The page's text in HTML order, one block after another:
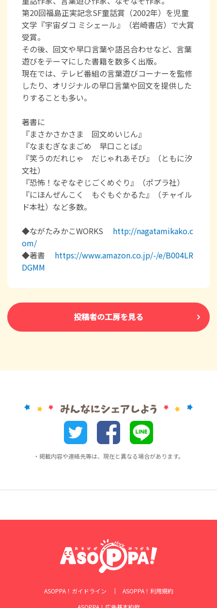
第20回福島正実記念SF童話賞（2002年）を児童
文学『宇宙ダコ ミシェール』（岩崎書店）で大賞
受賞。
その後、回文や早口言葉や語呂合わせなど、言葉
遊びをテーマにした書籍を数多く出版。
現在では、テレビ番組の言葉遊びコーナーを監修
したり、オリジナルの早口言葉や回文を提供した
りすることも多い。
著書に
『まさかさかさま 回文めいじん』
『なまむぎなまごめ 早口ことば』
『笑うのだれじゃ だじゃれあそび』（ともに汐
文社）
『恐怖！なぞなぞじごくめぐり』（ポプラ社）
『にほんぜんこく もぐもぐかるた』（チャイル
ド本社）など多数。
◆ながたみかこWORKS http://nagatamikako.c
om/
◆著書 https://www.amazon.co.jp/-/e/B004LR
DGMM
投稿者の工房を見る
・掲載内容や連絡先等は、現在と異なる場合があります。
ASOPPA！ガイドライン
ASOPPA！利用規約